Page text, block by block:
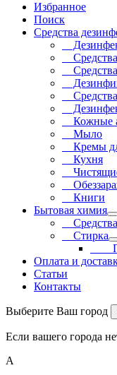
Избранное
Поиск
Средства
Средства
Кожные
Мыло
Кремы
Кухня
Книги
Бытовая химия
Стирка
Оплата и
Статьи
Контакты
Выберите Ваш город
Если вашего города
А